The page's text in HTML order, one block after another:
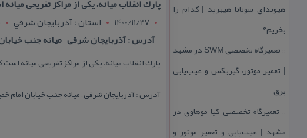
هیوندای سوناتا هیبرید | كدام را
بخریم؟
::
تعمیرگاه تخصصی SWM در مشهد
| تعمیر موتور، گیربكس و عیب‌یابی
برق
:: تعمیرگاه تخصصی كیا موهاوی در
مشهد | عیب‌یابی و تعمیر موتور و
پارك انقلاب میانه، یكی از مراكز
1400/11/27
استان : آذربايجان شرقي
آدرس : آذربایجان شرقی – میانه جنب
پارك انقلاب میانه، یكی از مراكز تفریحی
آدرس : آذربایجان شرقی – میانه جنب خیابان امام